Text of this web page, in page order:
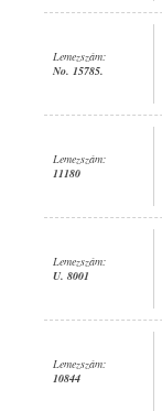
Lemezszám:
No. 15785.
Lemezszám:
11180
Lemezszám:
U. 8001
Lemezszám:
10844